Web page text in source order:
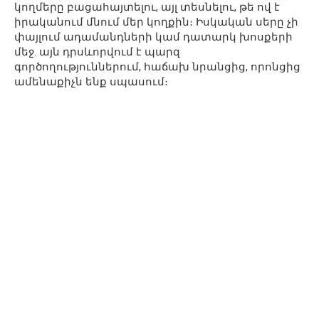
կողմերը բացահայտելու, այլ տեսնելու, թե ով է
իրականում մնում մեր կողքին։ Իսկական սերը չի
փայլում ադամանդների կամ դատարկ խոսքերի
մեջ. այն դրսևորվում է պարզ
գործողություններում, հաճախ նրանցից, որոնցից
ամենաքիչն ենք սպասում։